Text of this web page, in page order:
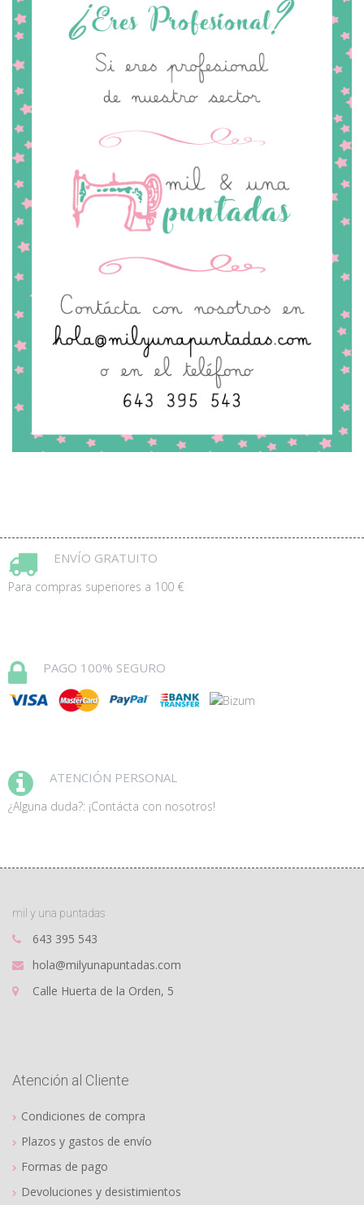
ENVÍO GRATUITO
Para compras superiores a 100 €
PAGO 100% SEGURO
ATENCIÓN PERSONAL
¿Alguna duda?: ¡Contácta con nosotros!
mil y una puntadas
643 395 543
hola@milyunapuntadas.com
Calle Huerta de la Orden, 5
Atención al Cliente
Condiciones de compra
Plazos y gastos de envío
Formas de pago
Devoluciones y desistimientos